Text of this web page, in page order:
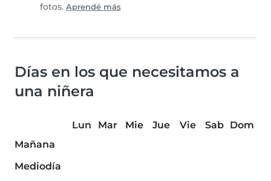
fotos. Aprendé más
Días en los que necesitamos a
una niñera
Lun Mar Mie Jue Vie Sab
Dom
Mañana
Mediodía